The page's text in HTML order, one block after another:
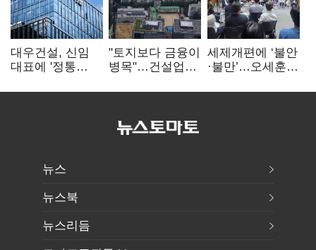
대우건설, 신임
대표에 '정통
부사장 내정
"토지보다 금융이
병목"…건설업계,
해소 목소리
세제개편에 ‘불안
·불만’…오세훈
더 힘들어질 것"
뉴스
뉴스북
뉴스리듬